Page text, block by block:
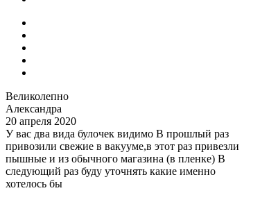
Великолепно
Александра
20 апреля 2020
У вас два вида булочек видимо В прошлый раз
привозили свежие в вакууме,в этот раз привезли
пышные и из обычного магазина (в пленке) В
следующий раз буду уточнять какие именно
хотелось бы